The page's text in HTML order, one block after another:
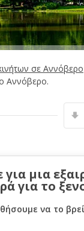
σε Αννόβερο
Αννόβερο.
μια
για το
να το